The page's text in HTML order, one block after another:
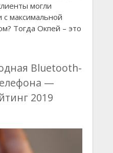
могли
максимальной
Тогда Окпей – это
Bluetooth-
—
2019